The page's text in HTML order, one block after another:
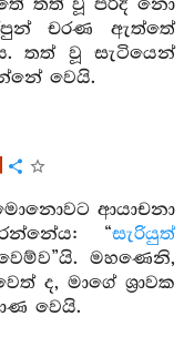
තත් වූ පරිදි නො
චරණ ඇත්තේ
තත් වූ සැටියෙන්
වෙයි.
ආයාචනා
“සැරියුත්
මහණෙනි,
ද, මාගේ ශ්‍රාවක
වෙයි.